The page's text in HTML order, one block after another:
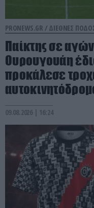
PRONEWS.GR / ΔΙΕΘΝΕΣ
Παίκτης σε
Ουρουγουάη
προκάλεσε
09.08.2026 | 16:24